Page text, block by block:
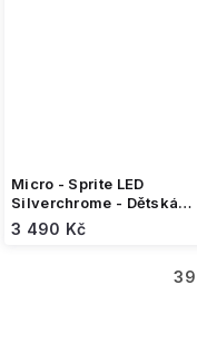
Micro - Sprite LED
Silverchrome - Dětská
skládací koloběžka
3 490 Kč
39